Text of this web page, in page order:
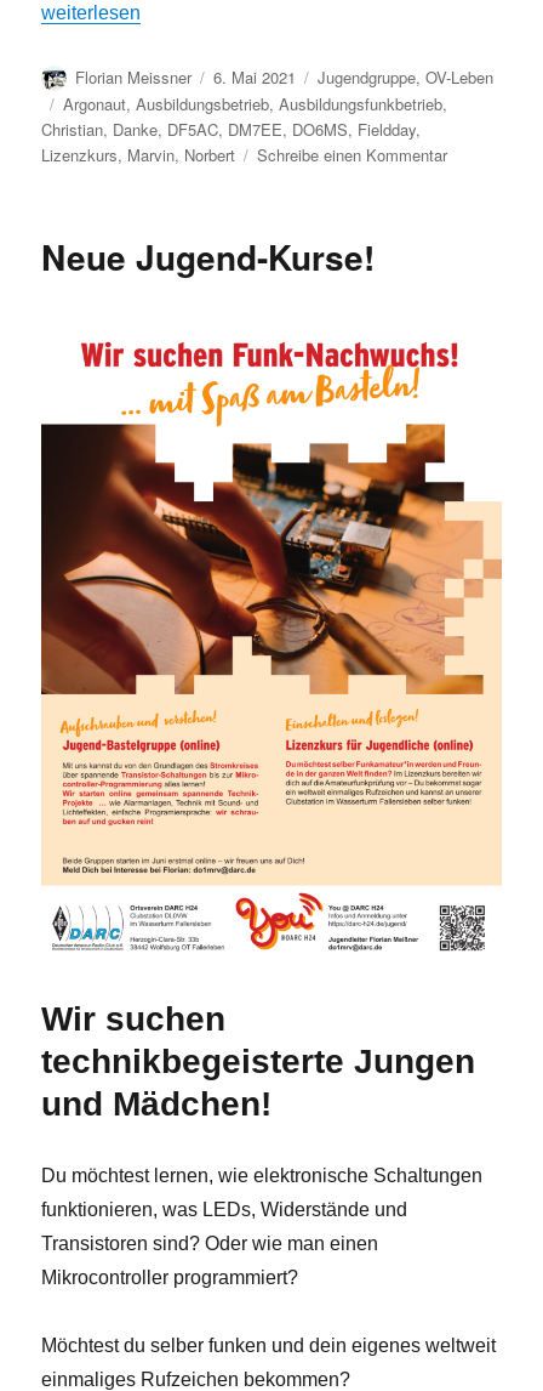
„Jugendgruppe erhält eigenes Funkgerät“
weiterlesen
Autor
Florian Meissner
Veröffentlicht
am
6. Mai 2021 Kategorien
Jugendgruppe,OV-Leben
Schlagwörter
Argonaut,Ausbildungsbetrieb,Ausbildungsfunkbetrieb,
Christian, Danke, DF5AC, DM7EE, DO6MS, Fieldday,
Lizenzkurs, Marvin, Norbert Schreibe einen Kommentarzu
Neue Jugend-Kurse!
Wir suchen
technikbegeisterte Jungen
und Mädchen!
Du möchtest lernen, wie elektronische Schaltungen
funktionieren, was LEDs, Widerstände und
Transistoren sind? Oder wie man einen
Mikrocontroller programmiert?
Möchtest du selber funken und dein eigenes weltweit
einmaliges Rufzeichen bekommen?